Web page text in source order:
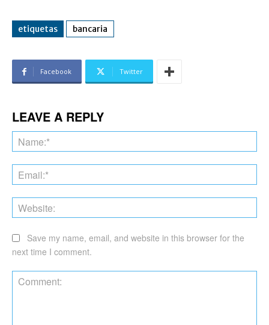
etiquetas bancaria
Facebook Twitter
LEAVE A REPLY
Save my name, email, and website in this browser for the
next time I comment.